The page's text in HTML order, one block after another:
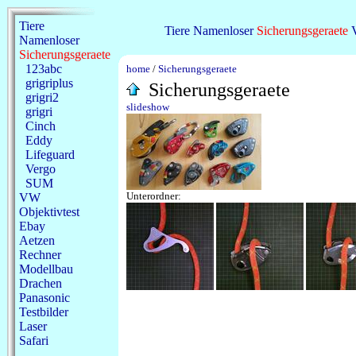
Tiere Namenloser Sicherungsgeraete
Tiere
Namenloser
Sicherungsgeraete
123abc
grigriplus
grigri2
grigri
Cinch
Eddy
Lifeguard
Vergo
SUM
VW
Objektivtest
Ebay
Aetzen
Rechner
Modellbau
Drachen
Panasonic
Testbilder
Laser
Safari
home / Sicherungsgeraete
Sicherungsgeraete
slideshow
Unterordner: